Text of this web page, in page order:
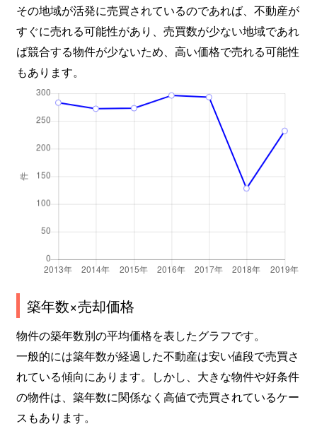
その地域が活発に売買されているのであれば、不動産が
すぐに売れる可能性があり、売買数が少ない地域であれ
ば競合する物件が少ないため、高い価格で売れる可能性
もあります。
築年数×売却価格
物件の築年数別の平均価格を表したグラフです。
一般的には築年数が経過した不動産は安い値段で売買さ
れている傾向にあります。しかし、大きな物件や好条件
の物件は、築年数に関係なく高値で売買されているケー
スもあります。